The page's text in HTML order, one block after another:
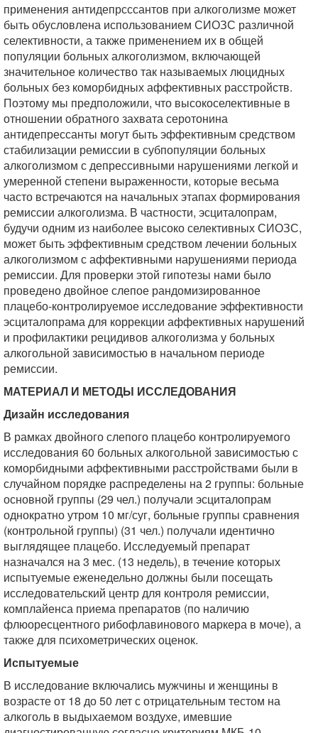
применения антидепрсссантов при алкоголизме может
быть обусловлена использованием СИОЗС различной
селективности, а также применением их в общей
популяции больных алкоголизмом, включающей
значительное количество так называемых люцидных
больных без коморбидных аффективных расстройств.
Поэтому мы предположили, что высокоселективные в
отношении обратного захвата серотонина
антидепрессанты могут быть эффективным средством
стабилизации ремиссии в субпопуляции больных
алкоголизмом с депрессивными нарушениями легкой и
умеренной степени выраженности, которые весьма
часто встречаются на начальных этапах формирования
ремиссии алкоголизма. В частности, эсциталопрам,
будучи одним из наиболее высоко селективных СИОЗС,
может быть эффективным средством лечении больных
алкоголизмом с аффективными нарушениями периода
ремиссии. Для проверки этой гипотезы нами было
проведено двойное слепое рандомизированное
плацебо-контролируемое исследование эффективности
эсциталопрама для коррекции аффективных нарушений
и профилактики рецидивов алкоголизма у больных
алкогольной зависимостью в начальном периоде
ремиссии.
МАТЕРИАЛ И МЕТОДЫ ИССЛЕДОВАНИЯ
Дизайн исследования
В рамках двойного слепого плацебо контролируемого
исследования 60 больных алкогольной зависимостью с
коморбидными аффективными расстройствами были в
случайном порядке распределены на 2 группы: больные
основной группы (29 чел.) получали эсциталопрам
однократно утром 10 мг/суг, больные группы сравнения
(контрольной группы) (31 чел.) получали идентично
выглядящее плацебо. Исследуемый препарат
назначался на 3 мес. (13 недель), в течение которых
испытуемые еженедельно должны были посещать
исследовательский центр для контроля ремиссии,
комплайенса приема препаратов (по наличию
флюоресцентного рибофлавинового маркера в моче), а
также для психометрических оценок.
Испытуемые
В исследование включались мужчины и женщины в
возрасте от 18 до 50 лет с отрицательным тестом на
алкоголь в выдыхаемом воздухе, имевшие